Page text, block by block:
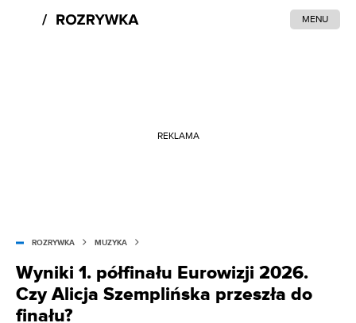
MENU
REKLAMA
ROZRYWKA MUZYKA
Wyniki 1. półfinału Eurowizji 2026.
Czy Alicja Szemplińska przeszła do
finału?